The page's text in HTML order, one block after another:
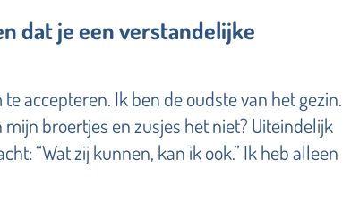
dat je een verstandelijke
accepteren. Ik ben de oudste van het gezin.
broertjes en zusjes het niet? Uiteindelijk
“Wat zij kunnen, kan ik ook.” Ik heb alleen